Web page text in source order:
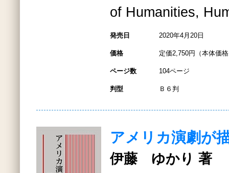
of Humanities,
発売日 2020年4月20日
価格 定価2,750円（本体価
ページ数 104ページ
判型 Ｂ６判
アメリカ演劇が
伊藤 ゆかり 著